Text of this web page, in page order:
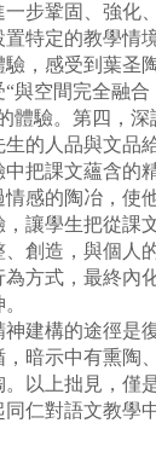
步鞏固、強化
特定的教學情
，感受到葉圣
與空間完全融合
體驗。第四，深
的人品與文品
把課文蘊含的
感的陶冶，使
讓學生把從課
創造，與個人
方式，最終內
建構的途徑是
暗示中有熏陶
以上拙見，僅
仁對語文教學